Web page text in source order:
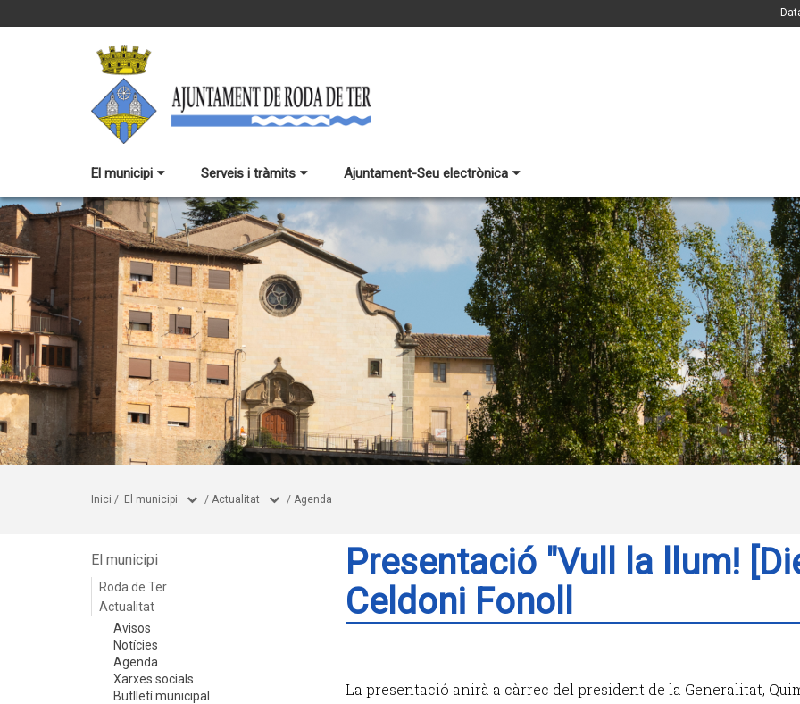
El municipi Serveis i tràmits Ajuntament-Seu electrònica
Inici / El municipi / Actualitat / Agenda
El municipi
Roda de Ter
Actualitat
Avisos
Notícies
Agenda
Xarxes socials
Butlletí municipal
Presentació "Vull la llum!
Celdoni Fonoll
La presentació anirà a càrrec del president de la Generalitat,